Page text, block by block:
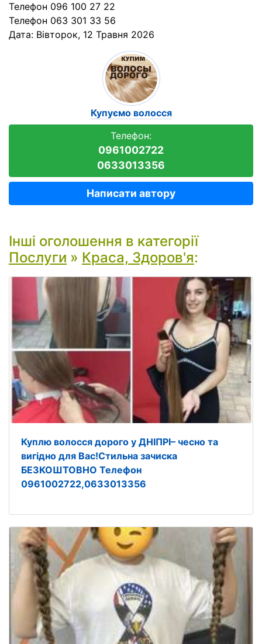
Телефон 096 100 27 22
Телефон 063 301 33 56
Дата: Вівторок, 12 Травня 2026
Купуємо волосся
Телефон:
0961002722
0633013356
Написати автору
Інші оголошення в категорії
Послуги » Краса, Здоров'я:
Куплю волосся дорого у ДНІПРІ– чесно та
вигідно для Вас!Стильна зачиска
БЕЗКОШТОВНО Телефон
0961002722,0633013356